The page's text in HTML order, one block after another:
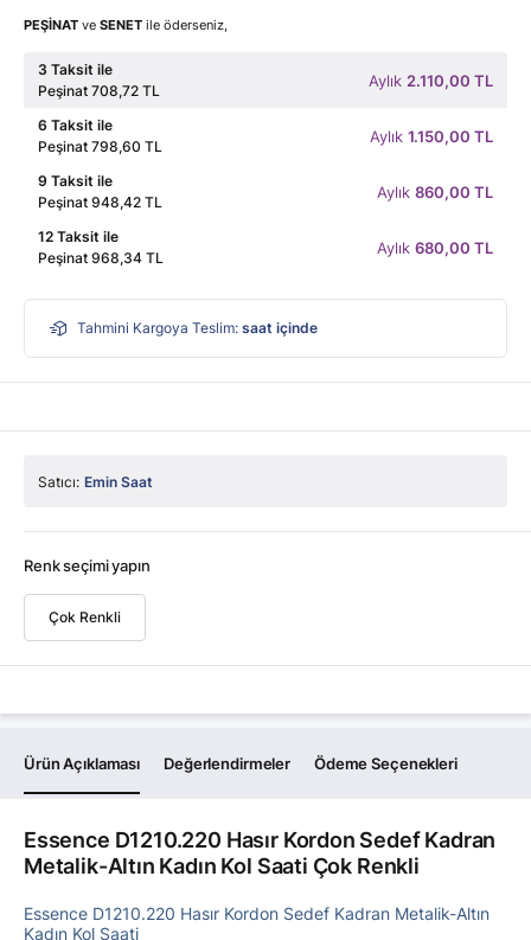
PEŞİNAT ve SENET ile öderseniz,
3 Taksit ile
Peşinat 708,72 TL
Aylık 2.110,00 TL
6 Taksit ile
Peşinat 798,60 TL
Aylık 1.150,00 TL
9 Taksit ile
Peşinat 948,42 TL
Aylık 860,00 TL
12 Taksit ile
Peşinat 968,34 TL
Aylık 680,00 TL
Tahmini Kargoya Teslim: saat içinde
Satıcı: Emin Saat
Renk seçimi yapın
Çok Renkli
Ürün Açıklaması Değerlendirmeler Ödeme Seçenekleri
Essence D1210.220 Hasır Kordon Sedef Kadran
Metalik-Altın Kadın Kol Saati Çok Renkli
Essence D1210.220 Hasır Kordon Sedef Kadran Metalik-Altın
Kadın Kol Saati